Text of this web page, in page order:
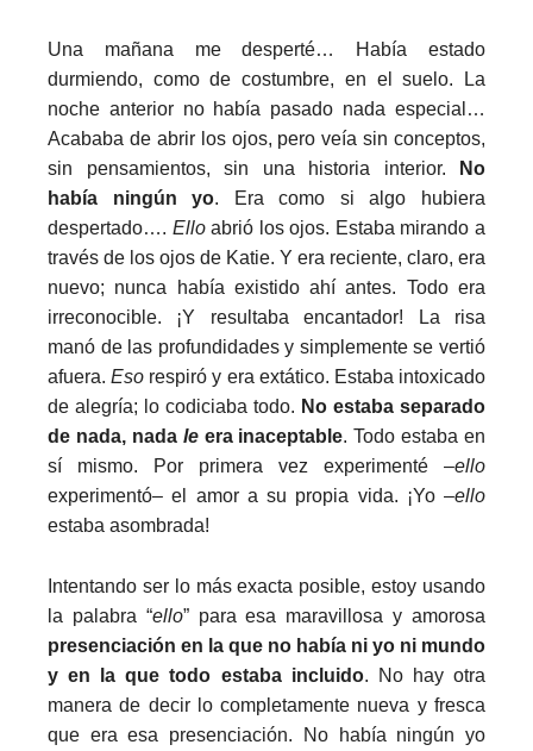
Una mañana me desperté… Había estado
durmiendo, como de costumbre, en el suelo. La
noche anterior no había pasado nada especial…
Acababa de abrir los ojos, pero veía sin conceptos,
sin pensamientos, sin una historia interior.
No
había ningún yo. Era como si algo hubiera
despertado…. Elloabrió los ojos. Estaba mirando a
través de los ojos de Katie. Y era reciente, claro, era
nuevo; nunca había existido ahí antes. Todo era
irreconocible. ¡Y resultaba encantador! La risa
manó de las profundidades y simplemente se vertió
afuera.Eso respiró y era extático. Estaba intoxicado
de alegría; lo codiciaba todo. No estaba separado
de nada, nada leera inaceptable. Todo estaba en
sí mismo. Por primera vez experimenté –ello
experimentó– el amor a su propia vida. ¡Yo –ello
estaba asombrada!
Intentando ser lo más exacta posible, estoy usando
la palabra “ello” para esa maravillosa y amorosa
presenciación en la que no había ni yo ni mundo
y en la que todo estaba incluido. No hay otra
manera de decir lo completamente nueva y fresca
que era esa presenciación. No había ningún yo